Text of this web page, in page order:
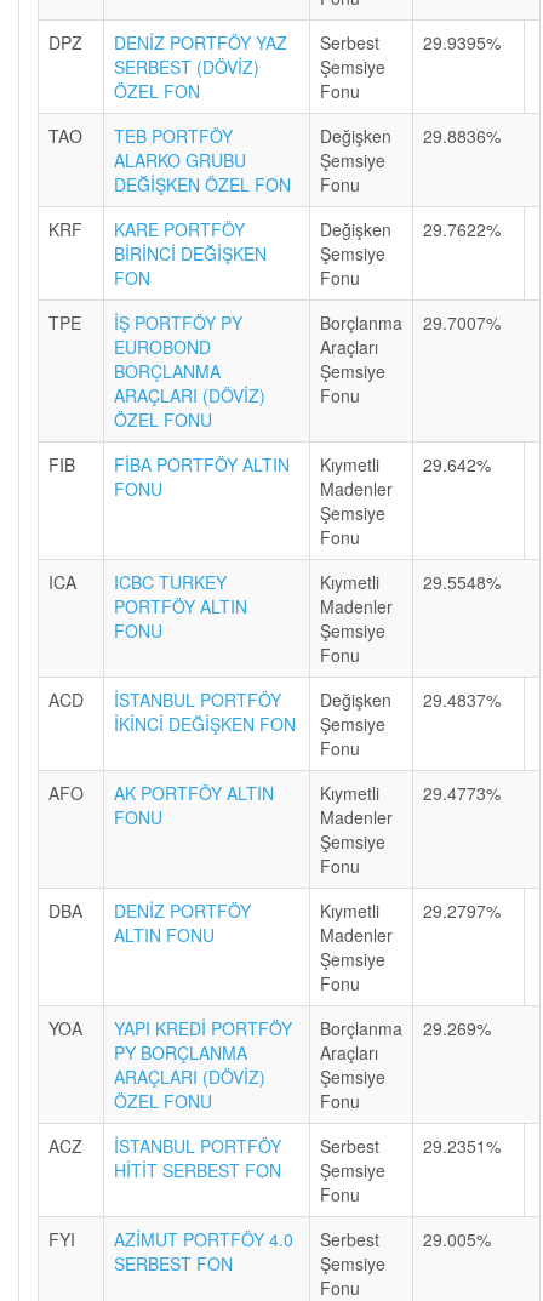
DPZ
DENİZ PORTFÖY YAZ
SERBEST (DÖVİZ)
ÖZEL FON
Serbest
Şemsiye
Fonu
29.9395%
TAO
TEB PORTFÖY
ALARKO GRUBU
DEĞİŞKEN ÖZEL FON
Değişken
Şemsiye
Fonu
29.8836%
KRF
KARE PORTFÖY
BİRİNCİ DEĞİŞKEN
FON
Değişken
Şemsiye
Fonu
29.7622%
TPE
İŞ PORTFÖY PY
EUROBOND
BORÇLANMA
ARAÇLARI (DÖVİZ)
ÖZEL FONU
Borçlanma
Araçları
Şemsiye
Fonu
29.7007%
FIB
FİBA PORTFÖY ALTIN
FONU
Kıymetli
Madenler
Şemsiye
Fonu
29.642%
ICA
ICBC TURKEY
PORTFÖY ALTIN
FONU
Kıymetli
Madenler
Şemsiye
Fonu
29.5548%
ACD
İSTANBUL PORTFÖY
İKİNCİ DEĞİŞKEN FON
Değişken
Şemsiye
Fonu
29.4837%
AFO
AK PORTFÖY ALTIN
FONU
Kıymetli
Madenler
Şemsiye
Fonu
29.4773%
DBA
DENİZ PORTFÖY
ALTIN FONU
Kıymetli
Madenler
Şemsiye
Fonu
29.2797%
YOA
YAPI KREDİ PORTFÖY
PY BORÇLANMA
ARAÇLARI (DÖVİZ)
ÖZEL FONU
Borçlanma
Araçları
Şemsiye
Fonu
29.269%
ACZ
İSTANBUL PORTFÖY
HİTİT SERBEST FON
Serbest
Şemsiye
Fonu
29.2351%
FYI
AZİMUT PORTFÖY 4.0
SERBEST FON
Serbest
Şemsiye
Fonu
29.005%